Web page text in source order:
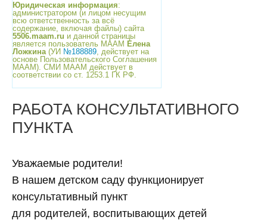
Юридическая информация:
администратором (и лицом несущим
всю ответственность за всё
содержание, включая файлы) сайта
5506.maam.ru и данной страницы
является пользователь МААМ Елена
Ложкина(УИ №188889, действует на
основе Пользовательского Соглашения
МААМ). СМИ МААМ действует в
соответствии со ст. 1253.1 ГК РФ.
РАБОТА КОНСУЛЬТАТИВНОГО
ПУНКТА
Уважаемые родители!
В нашем детском саду функционирует
консультативный пункт
для родителей, воспитывающих детей